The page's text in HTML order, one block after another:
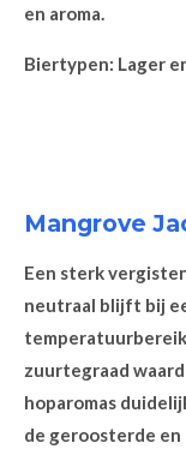
en aroma.
Biertypen: Lager
Mangrove
Een sterk
neutraal blijft bij
zuurtegraad
hoparomas
de geroosterde